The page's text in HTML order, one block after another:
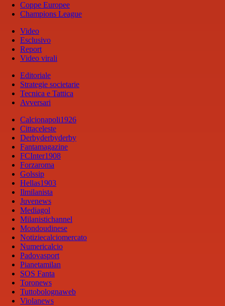
Coppe Europee
Champions League
Video
Esclusivo
Report
Video virali
Editoriale
Strategie societarie
Tecnica e Tattica
Avversari
Calcionapoli1926
Cittaceleste
Derbyderbyderby
Fantamagazine
FCInter1908
Forzaroma
Golssip
Hellas1903
Ilmilanista
Juvenews
Mediagol
Milanistichannel
Mondoudinese
Notiziecalciomercato
Numericalcio
Padovasport
Pianetamilan
SOS Fanta
Toronews
Tuttobolognaweb
Violanews